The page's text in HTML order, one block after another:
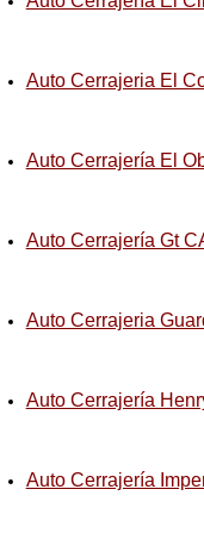
Auto Cerrajeria El
Auto Cerrajería El
Auto Cerrajería Gt
Auto Cerrajeria
Auto Cerrajería
Auto Cerrajería